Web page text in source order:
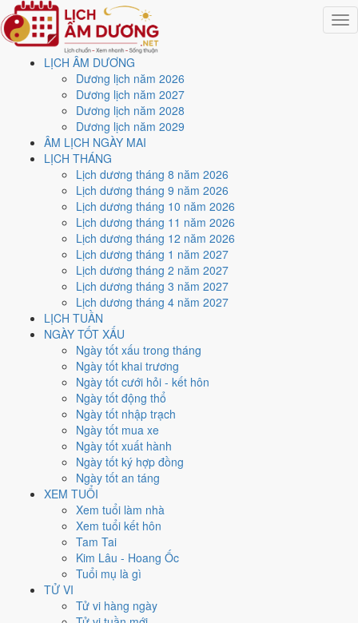
LỊCH ÂM DƯƠNG
Dương lịch năm 2026
Dương lịch năm 2027
Dương lịch năm 2028
Dương lịch năm 2029
ÂM LỊCH NGÀY MAI
LỊCH THÁNG
Lịch dương tháng 8 năm 2026
Lịch dương tháng 9 năm 2026
Lịch dương tháng 10 năm 2026
Lịch dương tháng 11 năm 2026
Lịch dương tháng 12 năm 2026
Lịch dương tháng 1 năm 2027
Lịch dương tháng 2 năm 2027
Lịch dương tháng 3 năm 2027
Lịch dương tháng 4 năm 2027
LỊCH TUẦN
NGÀY TỐT XẤU
Ngày tốt xấu trong tháng
Ngày tốt khai trương
Ngày tốt cưới hỏi - kết hôn
Ngày tốt động thổ
Ngày tốt nhập trạch
Ngày tốt mua xe
Ngày tốt xuất hành
Ngày tốt ký hợp đồng
Ngày tốt an táng
XEM TUỔI
Xem tuổi làm nhà
Xem tuổi kết hôn
Tam Tai
Kim Lâu - Hoang Ốc
Tuổi mụ là gì
TỬ VI
Tử vi hàng ngày
Trang chủ
Lịch năm 2027
Tháng 11/2027
Ngày 18/11/2027 (Tân Sửu)
Xem ngày18/11/2027
dương lịch - Ngày 21/10 âm
lịch (Tân Sửu) tốt hay xấu?
Ngày 18/11/2027 dương lịch (Thứ Năm) là ngày 21/10/2027 âm
, tức ngày Tân Sửu- Chi sinh Can, Trực Mãn, Sao Đẩu, nạp âm
Bích Thượng Thổ. Tổng hòa, đây làNgày Cát
cho các việc quan trọng. Giờ Hoàng Đạo trong ngày:
Mão, Tỵ, Thân, Tuất, Hợi
Ngày Dương
Tháng 11 năm 2027
Tháng 10 âm năm 2027
Tiết Lập Đông
Mậu Tý
Đinh Mùi
Ngày Tân Sửu có TrựcMãn(ngày đầy đủ, viên mãn nhưng dễ phát